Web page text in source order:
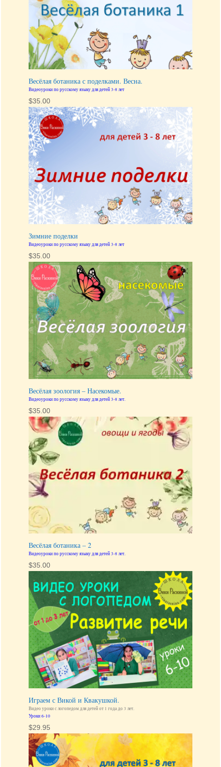
Весёлая ботаника с поделками. Весна.
Видеоуроки по русскому языку для детей 3-8 лет
$35.00
Зимние поделки
Видеоуроки по русскому языку для детей 3-8 лет
$35.00
Весёлая зоология – Насекомые.
Видеоуроки по русскому языку для детей 3-8 лет.
$35.00
Весёлая ботаника – 2
Видеоуроки по русскому языку для детей 3-8 лет.
$35.00
Играем с Викой и Квакушкой.
Видео уроки с логопедом для детей от 1 года до 3 лет.
Уроки 6-10
$29.95